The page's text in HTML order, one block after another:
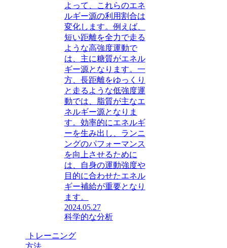
よって、これらのエネ
ルギー源の利用割合は
変化します。例えば、
短い距離を全力で走る
ような高強度運動で
は、主に糖質がエネル
ギー源となります。一
方、長距離をゆっくり
と走るような低強度運
動では、脂質が主なエ
ネルギー源となりま
す。効率的にエネルギ
ーを生み出し、ランニ
ングのパフォーマンス
を向上させるために
は、自身の運動強度や
目的に合わせたエネル
ギー補給が重要となり
ます。
2024.05.27
科学的な分析
トレーニング
方法